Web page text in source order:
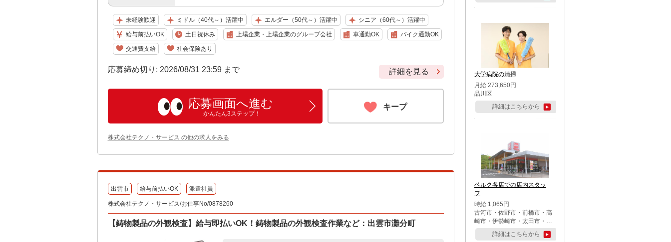
未経験歓迎 ミドル（40代～）活躍中 エルダー（50代～）活躍中 シニア（60代～）活躍中
給与前払いOK 土日祝休み 上場企業・上場企業のグループ会社 車通勤OK バイク通勤OK
交通費支給 社会保険あり
応募締め切り: 2026/08/31 23:59 まで 詳細を見る
応募画面へ進む
かんたん3ステップ！
キープ
株式会社テクノ・サービス の他の求人をみる
出雲市 給与前払いOK 派遣社員
株式会社テクノ・サービス/お仕事No/0878260
【鋳物製品の外観検査】給与即払いOK！鋳物製品の外観検査作業など：出雲市灘分町
大学病院の清掃
月給 273,650円
品川区
詳細はこちらから
ベルク各店での店内スタッ
フ
時給 1,065円
古河市・佐野市・前橋市・高
崎市・伊勢崎市・太田市・館
林市・藤岡市・大泉町・さい
たま市北区・川越市・熊谷
詳細はこちらから